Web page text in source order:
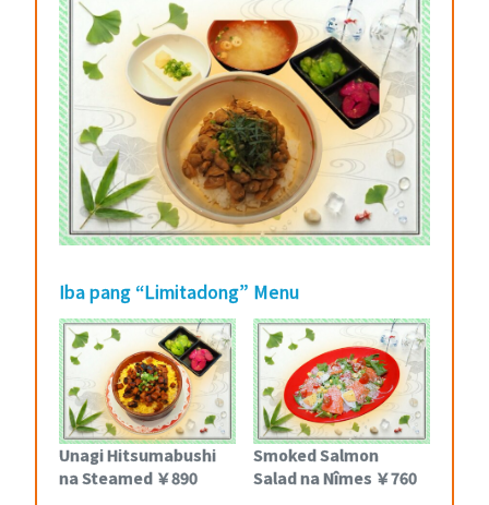
Iba pang “Limitadong” Menu
Unagi Hitsumabushi
na Steamed ￥890
Smoked Salmon
Salad na Nîmes ￥760